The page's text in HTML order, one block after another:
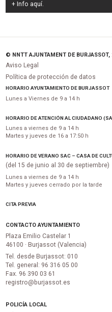
+ Info aquí.
© NNTT AJUNTAMENT DE BURJASSOT,
Aviso Legal
Política de protección de datos
HORARIO AYUNTAMIENTO DE BURJASSOT
Lunes a Viernes de 9 a 14 h
HORARIO DE ATENCIÓN AL CIUDADANO
Lunes a viernes de 9 a 14 h
Martes y jueves de 16 a 17:50 h
HORARIO DE VERANO SAC – CASA DE
(del 15 de junio al 30 de septiembre)
Lunes a viernes de 9 a 14 h
Martes y jueves cerrado por la tarde
CITA PREVIA
CONTACTO AYUNTAMIENTO
Plaza Emilio Castelar 1
46100 · Burjassot (Valencia)
Tel. desde Burjassot: 010
Tel. general: 96 316 05 00
Fax. 96 390 03 61
registro@burjassot.es
POLICÍA LOCAL